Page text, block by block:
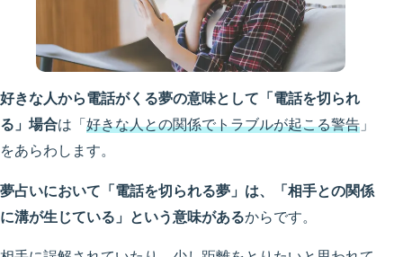
好きな人から電話がくる夢の意味として「電話を切られ
る」場合は「好きな人との関係でトラブルが起こる警告 」
をあらわします。
夢占いにおいて「電話を切られる夢」は、「相手との関係
に溝が生じている」という意味があるからです。